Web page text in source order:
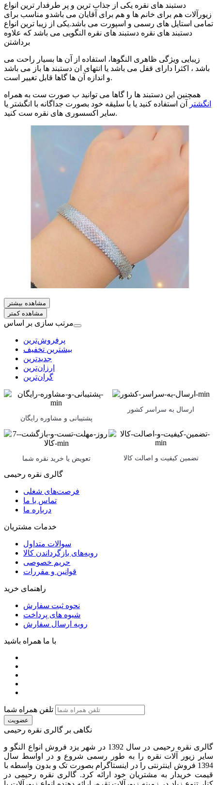
دستبند های نقره یکی از جذاب ترین و پر طرفدار ترین انواع
زیورآلات هم برای خانم ها و هم برای آقایان می باشدو مناسب برای
تمامی استایل های رسمی و اسپورت می باشد.یکی از زیبا ترین انواع
دستبند های نقره دستبند های نقره النگویی می باشد که علاوه
زیبایی ویژگی ظاهری النگوها، استفاده از آن ها بسیار راحت می
باشد ، اکثرا دارای قفل می باشد یا انتهای ان دستبند ها باز می باشد
و اندازه آن ها گاها قابل تغییر است.
همچنین این دستبند ها را گاها می توانید ب صورت ست به همراه
انگشتر
آن استفاده کنید یا با سلیقه خود بصورت جداگانه با انگشتر یا
سایر اکسسوری های نقره ست کنید.
مشاهده بیشتر
مشاهده کمتر
مرتب سازی بر اساس
بیشترین تخفیف
جدیدترین
ارزان‌ترین
گران‌ترین
پشتیبانی و مشاوره رایگان
ارسال به سراسر کشور
تعویض یا خرید نقره شما تضمین کیفیت و اصالت کالا
گالری نقره رحیمی
فرصت‌های شغلی
تماس با ما
درباره ما
خدمات مشتریان
سوالات متداول
رویه‌های بازگرداندن کالا
حریم خصوصی
قوانین و مقررات
راهنمای خرید
نحوه ثبت سفارش
شیوه های پرداخت
رویه ارسال سفارش
با ما همراه باشید
تلفن همراه شما
عضویت
نگاهی بر گالری نقره رحیمی
گالری نقره رحیمی در سال 1392 در شهر یزد فروش انواع النگو و
سایر زیور آلات نقره را به طور رسمی شروع و در اواسط سال
1394 فروش اینترنتی را در اینستاگرام بصورت تک و بدون واسطه با
قیمت خریدار به مشتریان خود ارائه کرد. گالری نقره رحیمی در